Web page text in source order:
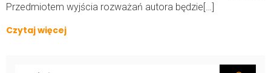
Przedmiotem wyjścia rozważań autora będzie[…]
Czytaj więcej